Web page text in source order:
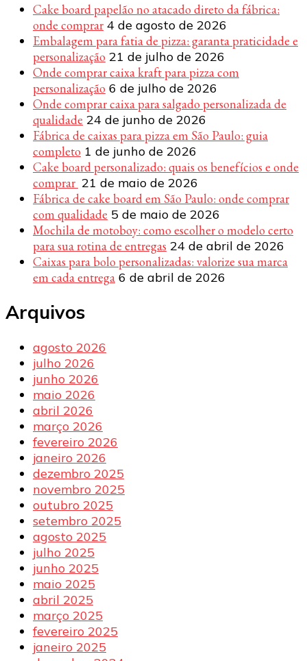
Cake board papelão no atacado direto da fábrica:
onde comprar 4 de agosto de 2026
Embalagem para fatia de pizza: garanta praticidade e
personalização 21 de julho de 2026
Onde comprar caixa kraft para pizza com
personalização 6 de julho de 2026
Onde comprar caixa para salgado personalizada de
qualidade 24 de junho de 2026
Fábrica de caixas para pizza em São Paulo: guia
completo 1 de junho de 2026
Cake board personalizado: quais os benefícios e onde
comprar 21 de maio de 2026
Fábrica de cake board em São Paulo: onde comprar
com qualidade 5 de maio de 2026
Mochila de motoboy: como escolher o modelo certo
para sua rotina de entregas 24 de abril de 2026
Caixas para bolo personalizadas: valorize sua marca
em cada entrega 6 de abril de 2026
Arquivos
agosto 2026
julho 2026
junho 2026
maio 2026
abril 2026
março 2026
fevereiro 2026
janeiro 2026
dezembro 2025
novembro 2025
outubro 2025
setembro 2025
agosto 2025
julho 2025
junho 2025
maio 2025
abril 2025
março 2025
fevereiro 2025
janeiro 2025